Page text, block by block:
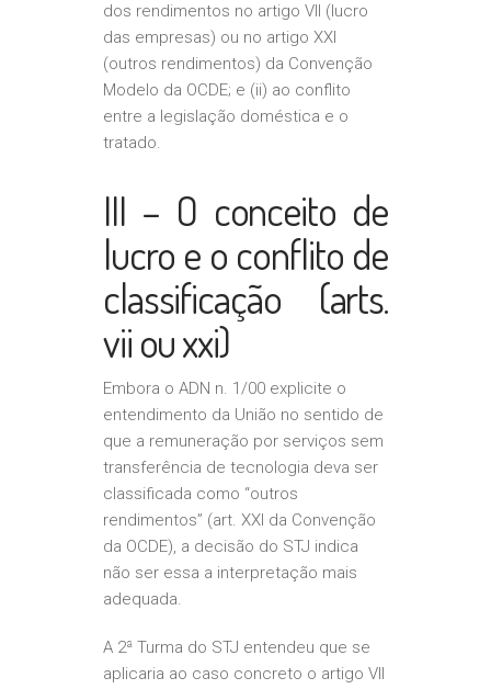
dos rendimentos no artigo VII (lucro
das empresas) ou no artigo XXI
(outros rendimentos) da Convenção
Modelo da OCDE; e (ii) ao conflito
entre a legislação doméstica e o
tratado.
III – O conceito de
lucro e o conflito de
classificação (arts.
vii ou xxi)
Embora o ADN n. 1/00 explicite o
entendimento da União no sentido de
que a remuneração por serviços sem
transferência de tecnologia deva ser
classificada como “outros
rendimentos” (art. XXI da Convenção
da OCDE), a decisão do STJ indica
não ser essa a interpretação mais
adequada.
A 2ª Turma do STJ entendeu que se
aplicaria ao caso concreto o artigo VII